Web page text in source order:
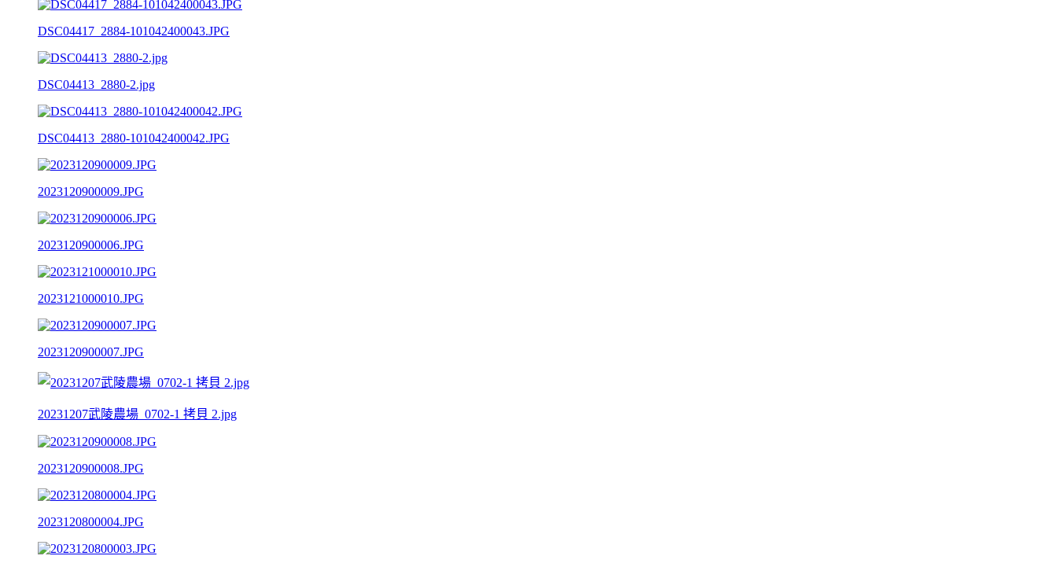
DSC04417_2884-101042400043.JPG
DSC04413_2880-2.jpg
DSC04413_2880-101042400042.JPG
2023120900009.JPG
2023120900006.JPG
2023121000010.JPG
2023120900007.JPG
20231207武陵農場_0702-1 拷貝 2.jpg
2023120900008.JPG
2023120800004.JPG